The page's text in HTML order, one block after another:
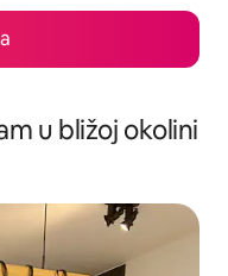
u bližoj okolini